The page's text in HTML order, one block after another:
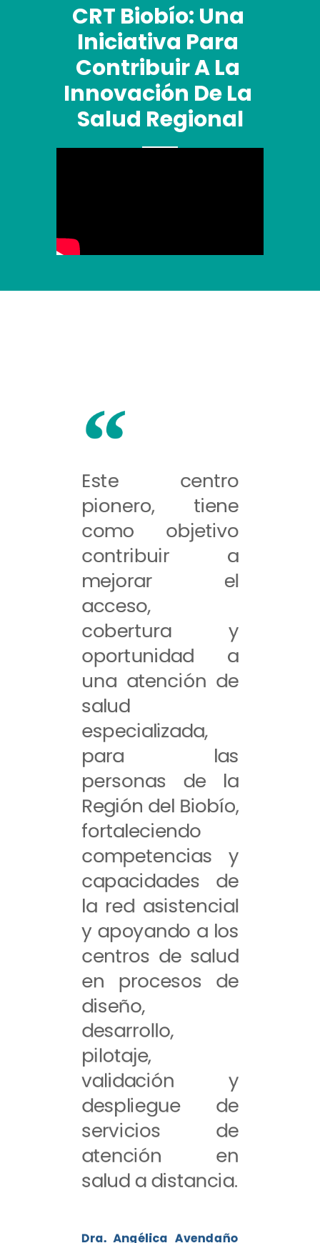
CRT Biobío: Una
Iniciativa Para
Contribuir A La
Innovación De La
Salud Regional
Este centro
pionero, tiene
como objetivo
contribuir a
mejorar el
acceso,
cobertura y
oportunidad a
una atención de
salud
especializada,
para las
personas de la
Región del Biobío,
fortaleciendo
competencias y
capacidades de
la red asistencial
y apoyando a los
centros de salud
en procesos de
diseño,
desarrollo,
pilotaje,
validación y
despliegue de
servicios de
atención en
salud a distancia.
Dra. Angélica Avendaño